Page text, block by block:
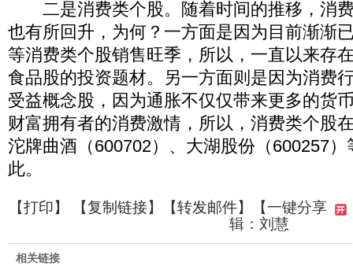
二是消费类个股。随着时间的推移，消
也有所回升，为何？一方面是因为目前渐渐
等消费类个股销售旺季，所以，一直以来存
食品股的投资题材。另一方面则是因为消费
受益概念股，因为通胀不仅仅带来更多的货
财富拥有者的消费激情，所以，消费类个股
沱牌曲酒（600702）、大湖股份（600257
此。
【打印】 【复制链接】【转发邮件】
【一键分享
辑：刘慧
相关链接